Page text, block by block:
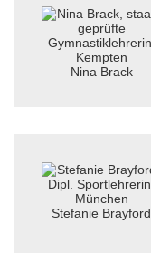
Nina Brack
Stefanie Brayford